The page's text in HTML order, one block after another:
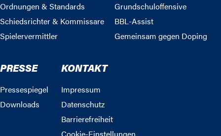
Ordnungen & Standards
Schiedsrichter & Kommissare
Spielervermittler
Grundschuloffensive
BBL-Assist
Gemeinsam gegen Doping
PRESSE
Pressespiegel
Downloads
KONTAKT
Impressum
Datenschutz
Barrierefreiheit